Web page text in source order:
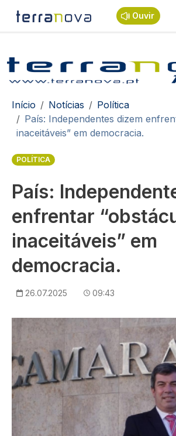
Passar para o conteúdo principal
Ouvir
Navegação estrutural
Início Notícias
Política
País: Independentes dizem
inaceitáveis” em democracia.
POLÍTICA
País:
enfrentar
inaceitáveis” em
democracia.
26.07.2025 09:43
Imagem